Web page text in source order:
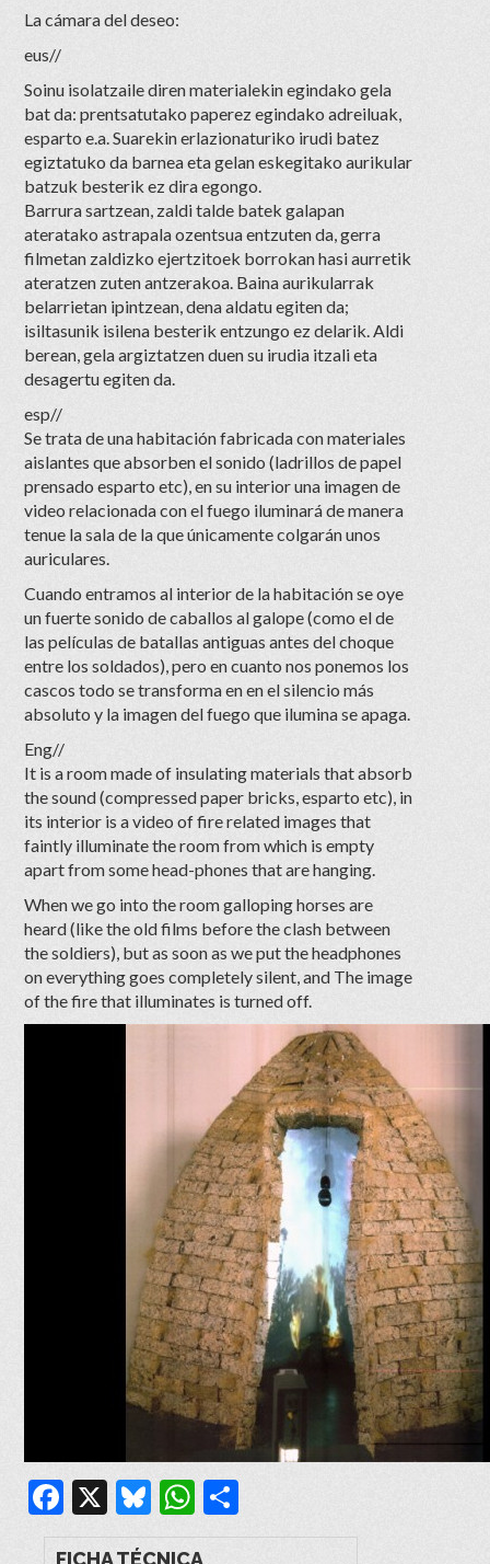
La cámara del deseo:
eus//
Soinu isolatzaile diren materialekin egindako gela
bat da: prentsatutako paperez egindako adreiluak,
esparto e.a. Suarekin erlazionaturiko irudi batez
egiztatuko da barnea eta gelan eskegitako aurikular
batzuk besterik ez dira egongo.
Barrura sartzean, zaldi talde batek galapan
ateratako astrapala ozentsua entzuten da, gerra
filmetan zaldizko ejertzitoek borrokan hasi aurretik
ateratzen zuten antzerakoa. Baina aurikularrak
belarrietan ipintzean, dena aldatu egiten da;
isiltasunik isilena besterik entzungo ez delarik. Aldi
berean, gela argiztatzen duen su irudia itzali eta
desagertu egiten da.
esp//
Se trata de una habitación fabricada con materiales
aislantes que absorben el sonido (ladrillos de papel
prensado esparto etc), en su interior una imagen de
video relacionada con el fuego iluminará de manera
tenue la sala de la que únicamente colgarán unos
auriculares.
Cuando entramos al interior de la habitación se oye
un fuerte sonido de caballos al galope (como el de
las películas de batallas antiguas antes del choque
entre los soldados), pero en cuanto nos ponemos los
cascos todo se transforma en en el silencio más
absoluto y la imagen del fuego que ilumina se apaga.
Eng//
It is a room made of insulating materials that absorb
the sound (compressed paper bricks, esparto etc), in
its interior is a video of fire related images that
faintly illuminate the room from which is empty
apart from some head-phones that are hanging.
When we go into the room galloping horses are
heard (like the old films before the clash between
the soldiers), but as soon as we put the headphones
on everything goes completely silent, and The image
of the fire that illuminates is turned off.
Facebook
X BlueskyWhatsApp
FICHA TÉCNICA